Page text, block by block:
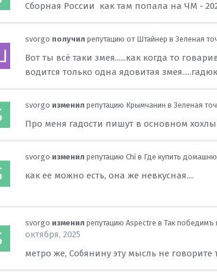
Сборная России как там попала на ЧМ -
svorgo получил репутацию от Штайнер вЗеленая
Вот ты всё таки змея......как когда то
водится только одна ядовитая
svorgo изменил репутацию Крымчанин вЗеленая
Про меня гадости пишут в основном
svorgo изменил репутациюChi в Где купить
как ее можно есть, она же невкусная....
svorgo изменил репутациюAspectre вТак победимъ
октября, 2025
метро же, Собянину эту мысль не говорите